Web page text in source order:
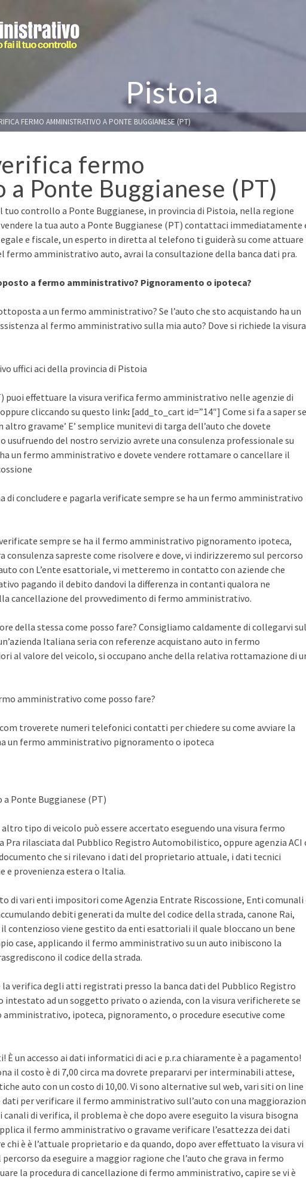
Pistoia
FERMO AMMINISTRATIVO A PONTE BUGGIANESE (PT)
fermo
Ponte Buggianese (PT)
tuo controllo a Ponte Buggianese, in provincia di Pistoia, nella regione
vendere la tua auto a Ponte Buggianese (PT) contattaci immediatamente
e fiscale, un esperto in diretta al telefono ti guiderà su come attuare
amministrativo auto, avrai la consultazione della banca dati pra.
a fermo amministrativo? Pignoramento o ipoteca?
a un fermo amministrativo? Se l’auto che sto acquistando ha un
al fermo amministrativo sulla mia auto? Dove si richiede la visura
uffici aci della provincia di Pistoia
puoi effettuare la visura verifica fermo amministrativo nelle agenzie di
cliccando su questo link: [add_to_cart id=”14″] Come si fa a saper se
gravame’ E’ semplice munitevi di targa dell’auto che dovete
usufruendo del nostro servizio avrete una consulenza professionale su
un fermo amministrativo e dovete vendere rottamare o cancellare il
di concludere e pagarla verificate sempre se ha un fermo amministrativo
sempre se ha il fermo amministrativo pignoramento ipoteca,
consulenza sapreste come risolvere e dove, vi indirizzeremo sul percorso
con L’ente esattoriale, vi metteremo in contatto con aziende che
pagando il debito dandovi la differenza in contanti qualora ne
cancellazione del provvedimento di fermo amministrativo.
della stessa come posso fare? Consigliamo caldamente di collegarvi sul
Italiana seria con referenze acquistano auto in fermo
al valore del veicolo, si occupano anche della relativa rottamazione di
amministrativo come posso fare?
troverete numeri telefonici contatti per chiedere su come avviare la
un fermo amministrativo pignoramento o ipoteca
Ponte Buggianese (PT)
tipo di veicolo può essere accertato eseguendo una visura fermo
rilasciata dal Pubblico Registro Automobilistico, oppure agenzia ACI
che si rilevano i dati del proprietario attuale, i dati tecnici
provenienza estera o Italia.
di vari enti impositori come Agenzia Entrate Riscossione, Enti comunali
debiti generati da multe del codice della strada, canone Rai,
il contenzioso viene gestito da enti esattoriali il quale bloccano un bene
case, applicando il fermo amministrativo su un auto inibiscono la
il codice della strada.
la verifica degli atti registrati presso la banca dati del Pubblico Registro
ad un soggetto privato o azienda, con la visura verificherete se
amministrativo, ipoteca, pignoramento, o procedure esecutive come
È un accesso ai dati informatici di aci e p.r.a chiaramente è a pagamento!
il costo è di 7,00 circa ma dovrete prepararvi per interminabili attese,
auto con un costo di 10,00. Vi sono alternative sul web, vari siti on line
per verificare il fermo amministrativo sull’auto con una
di verifica, il problema è che dopo avere eseguito la visura bisogna
il fermo amministrativo o gravame verificare l’esattezza dei dati
è è l’attuale proprietario e da quando, dopo aver effettuato la visura vi
da eseguire a maggior ragione che l’auto che grava in fermo
la procedura di cancellazione di fermo amministrativo, capire se vi è